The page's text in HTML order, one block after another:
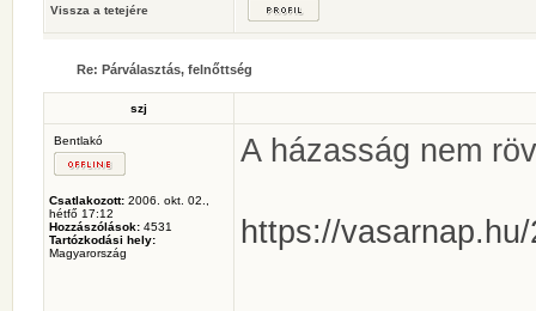
Vissza a tetejére
Re: Párválasztás, felnőttség
szj
Bentlakó
Csatlakozott: 2006. okt. 02.,
hétfő 17:12
Hozzászólások: 4531
Tartózkodási hely:
Magyarország
A házasság nem
https://